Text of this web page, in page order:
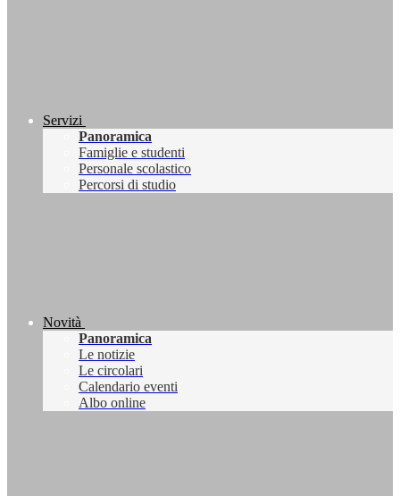
Servizi
Panoramica
Famiglie e studenti
Personale scolastico
Percorsi di studio
Novità
Panoramica
Le notizie
Le circolari
Calendario eventi
Albo online